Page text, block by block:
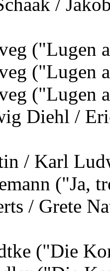
("Lugen
("Lugen
("Lugen
Diehl /
/ Karl
("Ja,
/ Grete
("Die